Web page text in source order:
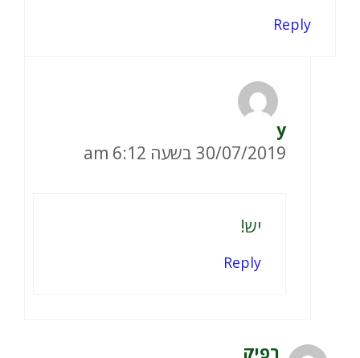
Reply
y
30/07/2019 בשעה 6:12 am
יש!
Reply
רפיק